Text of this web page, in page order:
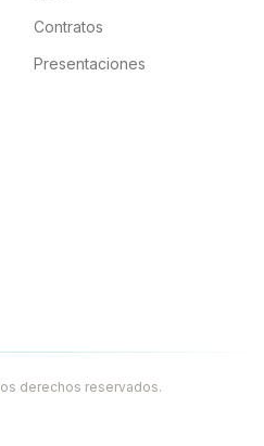
Contratos
Presentaciones
derechos reservados.